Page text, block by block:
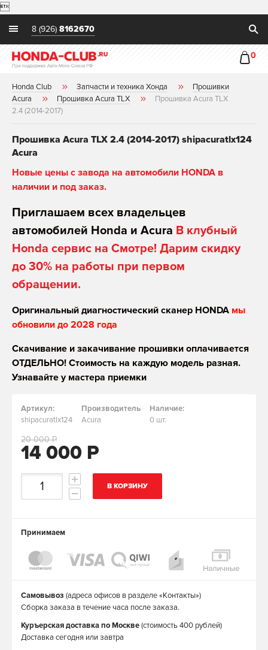

8 (926) 8162670
0
Honda Club Запчасти и техника Хонда
Прошивки
Acura
Прошивка Acura TLX
Прошивка Acura TLX
2.4 (2014-2017)
Прошивка Acura TLX 2.4 (2014-2017) shipacuratlx124
Acura
Новые цены с завода на автомобили HONDA в
наличии и под заказ.
Приглашаем всех владельцев
автомобилей Honda и Acura В клубный
Honda сервис на Смотре! Дарим скидку
до 30% на работы при первом
обращении.
Оригинальный диагностический сканер HONDA мы
обновили до 2028 года
Скачивание и закачивание прошивки оплачивается
ОТДЕЛЬНО! Стоимость на каждую модель разная.
Узнавайте у мастера приемки
Артикул:
shipacuratlx124
Производитель
Acura
Наличие:
0 шт.
14 000 Р
20 000 Р
В КОРЗИНУ
Принимаем
Самовывоз (адреса офисов в разделе «Контакты»)
Сборка заказа в течение часа после заказа.
Куръерская доставка по Москве(стоимость 400 рублей)
Доставка сегодня или завтра